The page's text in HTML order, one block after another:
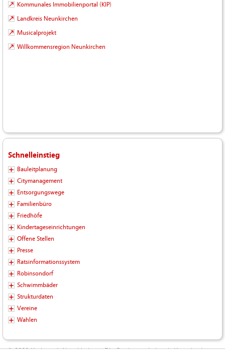
Kommunales Immobilienportal (KIP)
Landkreis Neunkirchen
Musicalprojekt
Willkommensregion Neunkirchen
Schnelleinstieg
Bauleitplanung
Citymanagement
Entsorgungswege
Familienbüro
Friedhöfe
Kindertageseinrichtungen
Offene Stellen
Presse
Ratsinformationssystem
Robinsondorf
Schwimmbäder
Strukturdaten
Vereine
Wahlen